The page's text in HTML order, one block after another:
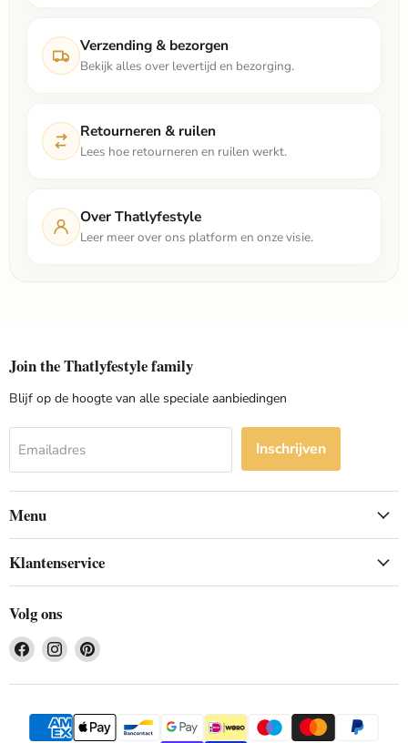
Verzending & bezorgen
Bekijk alles over levertijd en bezorging.
Retourneren & ruilen
Lees hoe retourneren en ruilen werkt.
Over Thatlyfestyle
Leer meer over ons platform en onze visie.
Join the Thatlyfestyle family
Blijf op de hoogte van alle speciale aanbiedingen
Emailadres Inschrijven
Menu
Klantenservice
Volg ons
Vind
ons
op
Vind
ons
op
Vind
op